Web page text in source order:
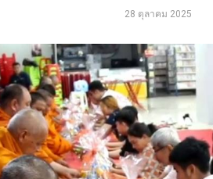
28 ตุลาคม 2025